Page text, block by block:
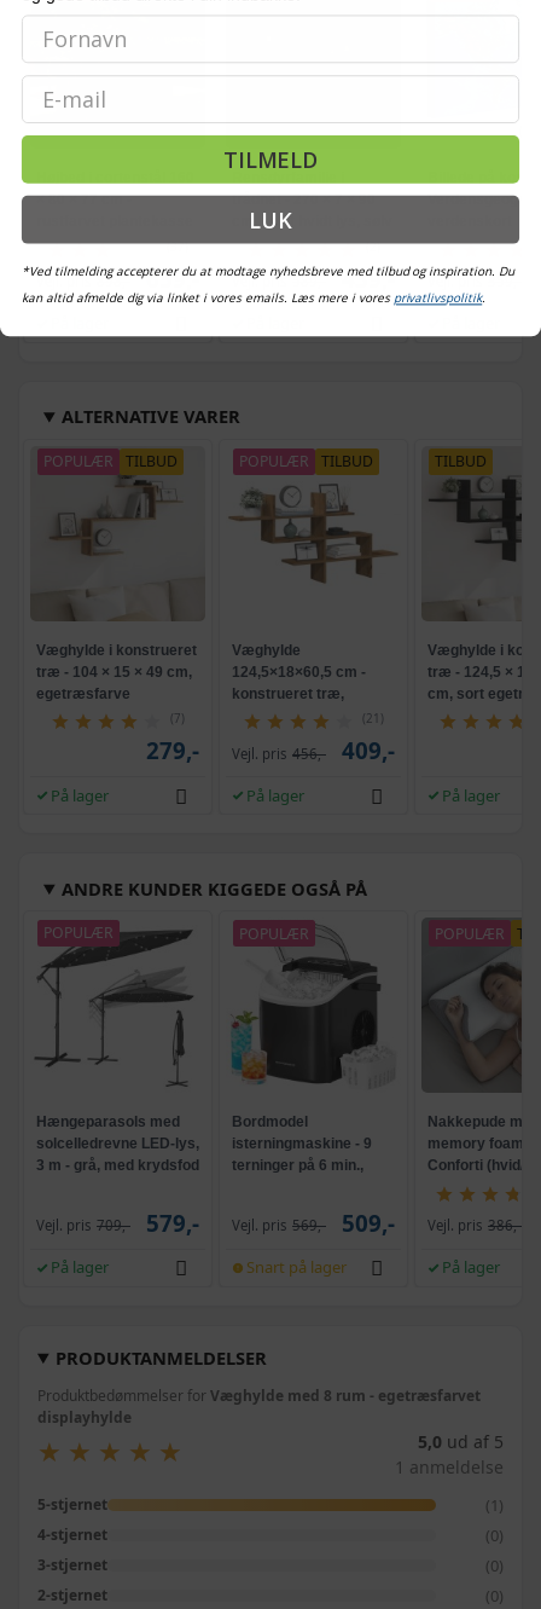
PRODUKTANMELDELSER
Produktbedømmelser forVæghylde med 8 rum - egetræsfarvet
displayhylde
★
★ ★
★ ★
★ ★
★ ★
★ 5,0 ud af 5
1 anmeldelse
5-stjernet (1)
4-stjernet (0)
3-stjernet (0)
2-stjernet (0)
× 80 × 77 cm -
(37)
Vejl. pris 898,- 659,-
trådnet - 270 × 7 × 90
cm, koldt hvidt lys, sølv
(2)
Vejl. pris 589,- 439,-
Billede på kork -
Verdensgeografi
Vejl. pris 359,-
ALTERNATIVE VARER
POPULÆR TILBUD
Væghylde i konstrueret
træ - 104 × 15 × 49 cm,
egetræsfarve
(7)
279,-
På lager
POPULÆR TILBUD
Væghylde
124,5×18×60,5 cm -
konstrueret træ,
egetræsfarve
(21)
Vejl. pris 456,- 409,-
På lager
TILBUD
Væghylde i
træ - 124,5 × 18
cm, sort
På lager
ANDRE KUNDER KIGGEDE OGSÅ PÅ
POPULÆR
Hængeparasols med
solcelledrevne LED-lys,
3 m - grå, med krydsfod
Vejl. pris 709,- 579,-
På lager
POPULÆR
Bordmodel
isterningmaskine - 9
terninger på 6 min.,
Vejl. pris 569,- 509,-
Snart på lager
POPULÆR
Nakkepude med
memory foam -
Conforti (hvid/
Vejl. pris 386,-
På lager
Email
TILMELD
LUK
*Ved tilmelding accepterer du at modtage nyhedsbreve med tilbud og inspiration. Du
kan altid afmelde dig via linket i vores emails. Læs mere i vores privatlivspolitik.